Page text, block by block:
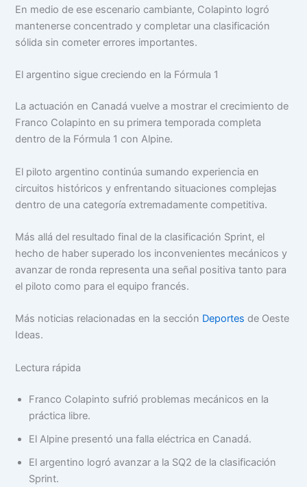
En medio de ese escenario cambiante, Colapinto logró
mantenerse concentrado y completar una clasificación
sólida sin cometer errores importantes.
El argentino sigue creciendo en la Fórmula 1
La actuación en Canadá vuelve a mostrar el crecimiento de
Franco Colapinto en su primera temporada completa
dentro de la Fórmula 1 con Alpine.
El piloto argentino continúa sumando experiencia en
circuitos históricos y enfrentando situaciones complejas
dentro de una categoría extremadamente competitiva.
Más allá del resultado final de la clasificación Sprint, el
hecho de haber superado los inconvenientes mecánicos y
avanzar de ronda representa una señal positiva tanto para
el piloto como para el equipo francés.
Más noticias relacionadas en la sección Deportes de Oeste
Ideas.
Lectura rápida
Franco Colapinto sufrió problemas mecánicos en la
práctica libre.
El Alpine presentó una falla eléctrica en Canadá.
El argentino logró avanzar a la SQ2 de la clasificación
Sprint.